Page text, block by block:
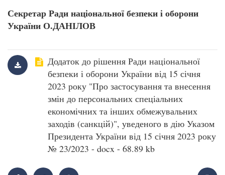
Секретар Ради національної безпеки і оборони
України О.ДАНІЛОВ
Додаток до рішення Ради національної
безпеки і оборони України від 15 січня
2023 року "Про застосування та внесення
змін до персональних спеціальних
економічних та інших обмежувальних
заходів (санкцій)", уведеного в дію Указом
Президента України від 15 січня 2023 року
№ 23/2023 - docx - 68.89 kb